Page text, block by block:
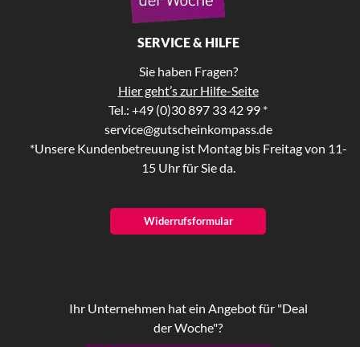
SERVICE & HILFE
Sie haben Fragen?
Hier geht’s zur Hilfe-Seite
Tel.: +49 (0)30 897 33 42 99 *
service@gutscheinkompass.de
*Unsere Kundenbetreuung ist Montag bis Freitag von 11-
15 Uhr für Sie da.
Widerrufsformular
Ihr Unternehmen hat ein Angebot für "Deal
der Woche"?